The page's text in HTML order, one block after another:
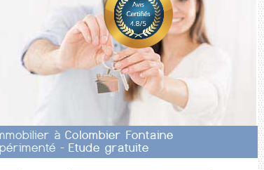
à Colombier Fontaine
-Etude gratuite
150 000